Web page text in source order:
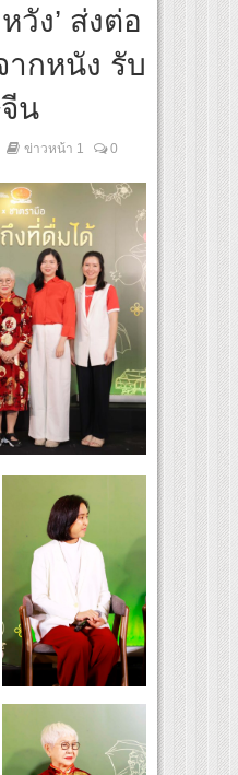
วัง’ ส่งต่อ
กหนัง รับ
น
ข่าวหน้า 1 0